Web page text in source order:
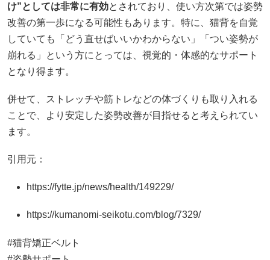
け”としては非常に有効とされており、使い方次第では姿勢
改善の第一歩になる可能性もあります。特に、猫背を自覚
していても「どう直せばいいかわからない」「つい姿勢が
崩れる」という方にとっては、視覚的・体感的なサポート
となり得ます。
併せて、ストレッチや筋トレなどの体づくりも取り入れる
ことで、より安定した姿勢改善が目指せると考えられてい
ます。
引用元：
https://fytte.jp/news/health/149229/
https://kumanomi-seikotu.com/blog/7329/
#猫背矯正ベルト